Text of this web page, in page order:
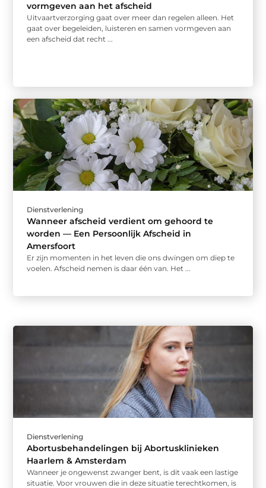
vormgeven aan het afscheid
Uitvaartverzorging gaat over meer dan regelen alleen. Het
gaat over begeleiden, luisteren en samen vormgeven aan
een afscheid dat recht ...
Dienstverlening
Wanneer afscheid verdient om gehoord te
worden — Een Persoonlijk Afscheid in
Amersfoort
Er zijn momenten in het leven die ons dwingen om diep te
voelen. Afscheid nemen is daar één van. Het ...
Dienstverlening
Abortusbehandelingen bij Abortusklinieken
Haarlem & Amsterdam
Wanneer je ongewenst zwanger bent, is dit vaak een lastige
situatie. Voor vrouwen die in deze situatie terechtkomen, is